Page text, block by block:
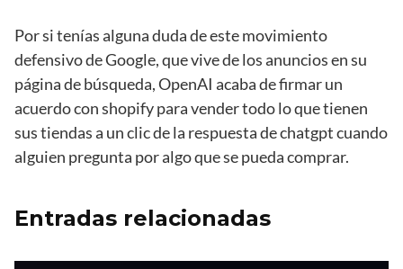
Por si tenías alguna duda de este movimiento
defensivo de Google, que vive de los anuncios en su
página de búsqueda, OpenAI acaba de firmar un
acuerdo con shopify para vender todo lo que tienen
sus tiendas a un clic de la respuesta de chatgpt cuando
alguien pregunta por algo que se pueda comprar.
Entradas relacionadas